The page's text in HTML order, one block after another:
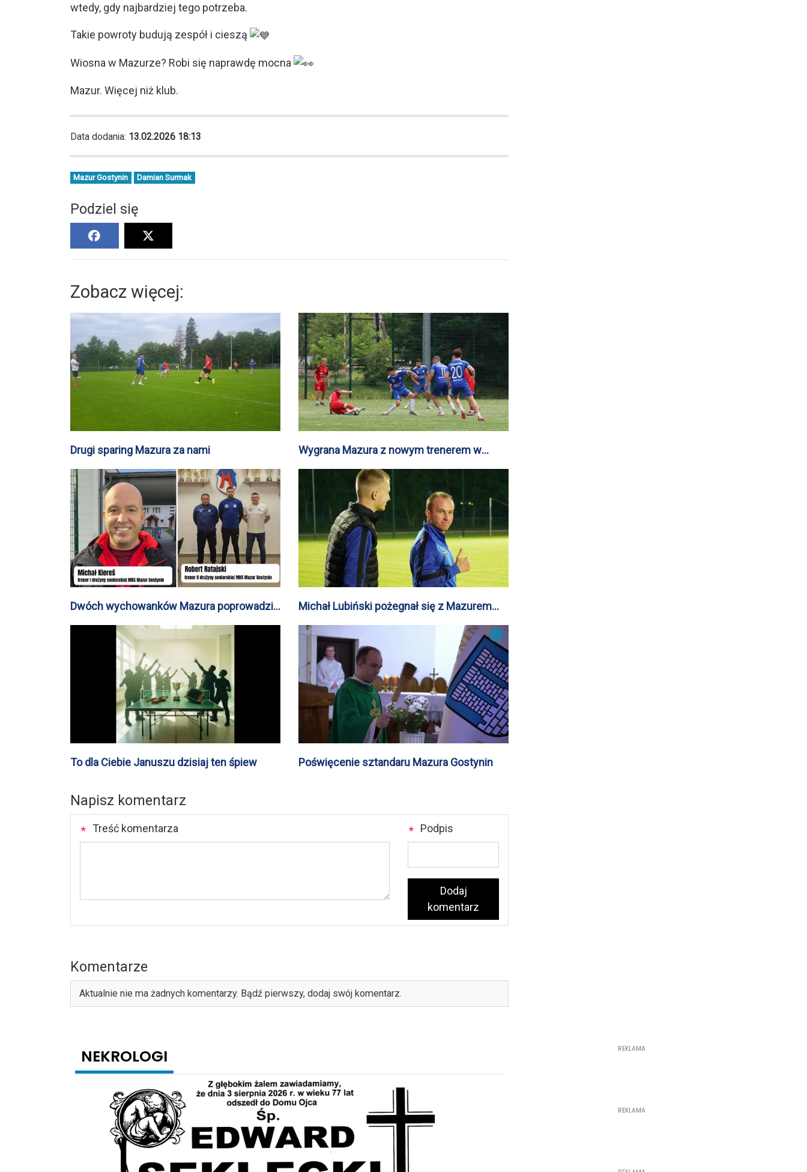
wtedy, gdy najbardziej tego potrzeba.
Takie powroty budują zespół i cieszą
Wiosna w Mazurze? Robi się naprawdę mocna
Mazur. Więcej niż klub.
Data dodania: 13.02.2026 18:13
Mazur Gostynin Damian Surmak
Podziel się
Zobacz więcej:
Drugi sparing Mazura za nami
Wygrana Mazura z nowym trenerem w
pierwszym sparingu
Dwóch wychowanków Mazura poprowadzi
drużyny seniorskie
Michał Lubiński pożegnał się z Mazurem
Gostynin
To dla Ciebie Januszu dzisiaj ten śpiew Poświęcenie sztandaru Mazura Gostynin
Napisz komentarz
Treść komentarza Podpis
Dodaj
komentarz
Komentarze
Aktualnie nie ma żadnych komentarzy. Bądź pierwszy, dodaj swój komentarz.
NEKROLOGI REKLAMA
REKLAMA